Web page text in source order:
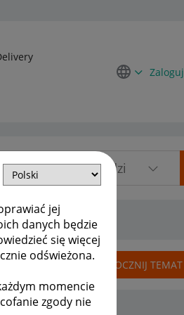
jej
danych będzie
się więcej
odświeżona.
momencie
zgody nie
Zaloguj
ROZPOCZNIJ TEMAT